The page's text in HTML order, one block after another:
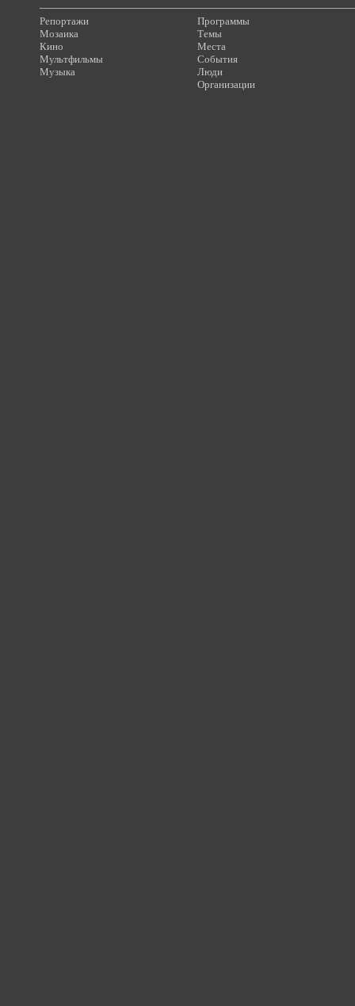
Репортажи
Мозаика
Кино
Мультфильмы
Музыка
Программы
Темы
Места
События
Люди
Организации